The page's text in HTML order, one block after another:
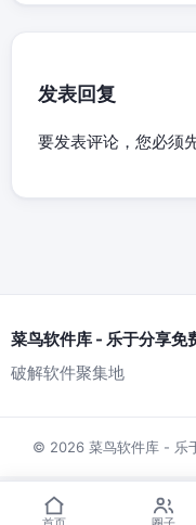
发表回复
要发表评论，您必须
菜鸟软件库 - 乐于分享免
破解软件聚集地
© 2026 菜鸟软件库 - 乐